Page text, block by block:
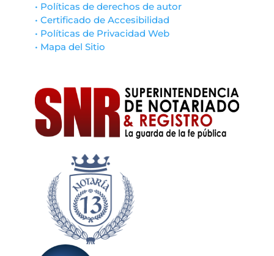
• Políticas de derechos de autor
• Certificado de Accesibilidad
• Políticas de Privacidad Web
• Mapa del Sitio